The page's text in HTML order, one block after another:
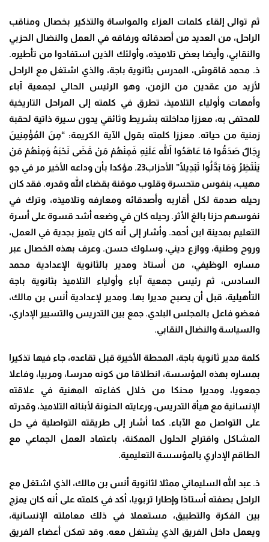
ثم توالى إلقاء كلمات العزاء والمواساة والتذكير بخصال ومناقب
الراحل، من العديد من أصدقائه ورفاقه في العمل والنضال الحزبي
والنقابي، وأيضا بعض تلاميذه، وأولئك الذين استفادوا من تأطيره.
ذ. محمد قاقوش، المدرس بثانوية باجة، والذي اشتغل مع الراحل
لأزيد من عقدين من الزمن، وهو الرئيس الحالي لجمعية آباء
وأمهات وأولياء التلاميذ، تطرق في كلمته إلى المراحل التاريخية
للمحتفى به، معززا مداخلته بشريط وثائقي يدون سيرة ذاتية لحقبة
زمنية من حياته. معززا كلمته بقول الآية الكريمة: “مِنَ المُؤْمِنِينَ
رِجَالٌ صَدَقُوا مَا عَاهَدُوا اللهَ عَلَيْهِ فَمِنْهُمْ مَنْ قَضَى نَحْبَهُ وَمِنْهُمْ مَنْ
يَنْتَظِرُ وَمَا بَدَّلُوا تَبْدِيلًا” الأحزاب23. مؤكدا بأن وداعه الأخير مر في جو
مهيب، بنفوس متحسرة وقلوب موقنة بقضاء الله وقدره. فقد كان
رحيله صدمة لكل أقاربه وأصدقائه ومعارفه وتلاميذه، وترك في
نفوسهم حزنا بالغ الأثر. رحيله كان في وضعه أشد قسوة على أسرة
التعليم بمدينة ابن أحمد. وأشار إلى أنه كان يتميز بجدية في العمل،
وروح وطنية، ووازع ديني، وسلوك حسن. وعرف بهذه الخصال عبر
مساره الوظيفي، من أستاذ ومدير بالثانوية الإعدادية محمد
السادس، ثم رئيس جمعية آباء وأولياء التلاميذ بثانوية باجة
التأهيلية، قبل أن يصبح مديرا بها. ومدير لإعدادية أنس بن مالك،
فعضو فاعل بالمجلس البلدي. جمع بين التدريس والتسيير الإداري،
والسياسة والنضال النقابي.
كلمة مدير ثانوية باجة، المحطة الأخيرة قبل تقاعده، جاء فيها تذكيرا
بمساره بهذه المؤسسة، انطلاقا من كونه مدرسا، ومربيا، وفاعلا
جمعويا، ومديرا محنكا من خلال كفاءته المهنية في علاقته
الإنسانية مع هيأة التدريس، ورعايته الحنونة لأبنائه التلاميذ، وقدرته
على التواصل مع الآباء. كما أشار إلى طريقته التواصلية في حل
المشاكل واقتراح الحلول الممكنة، باعتماد العمل الجماعي مع
الطاقم الإداري بالمؤسسة التعليمية.
ذ. عبد الله السليماني ممثلا لثانوية أنس بن مالك، الذي اشتغل مع
الراحل بصفته أستاذا وإطارا تربويا، أكد في كلمته على أنه كان يمزج
بين الفكرة والتطبيق، مستعملا في ذلك معاملته الإنسانية،
ويعمل داخل الفريق الذي يشتغل معه. وقد تمكن أعضاء الفريق